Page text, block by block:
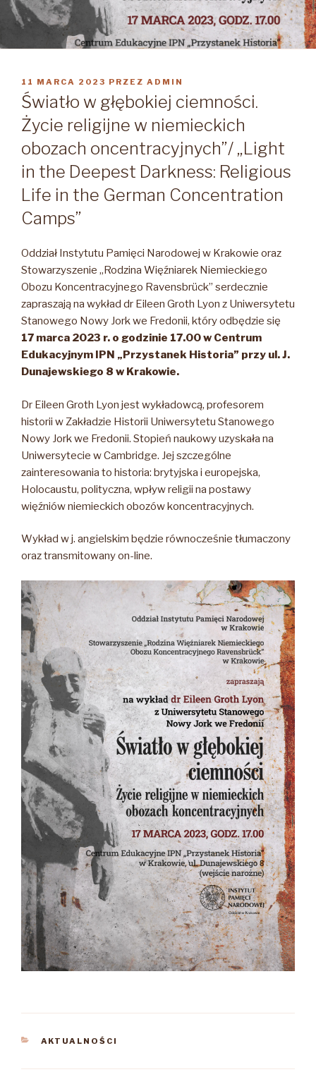
OPUBLIKOWANE
W
11 MARCA 2023 PRZEZ ADMIN
Światło w głębokiej ciemności.
Życie religijne w niemieckich
obozach oncentracyjnych”/ „Light
in the Deepest Darkness: Religious
Life in the German Concentration
Camps”
Oddział Instytutu Pamięci Narodowej w Krakowie oraz
Stowarzyszenie „Rodzina Więźniarek Niemieckiego
Obozu Koncentracyjnego Ravensbrück” serdecznie
zapraszają na wykład dr Eileen Groth Lyon z Uniwersytetu
Stanowego Nowy Jork we Fredonii, który odbędzie się
17 marca 2023 r. o godzinie 17.00 w Centrum
Edukacyjnym IPN „Przystanek Historia” przy ul. J.
Dunajewskiego 8 w Krakowie.
Dr Eileen Groth Lyon jest wykładowcą, profesorem
historii w Zakładzie Historii Uniwersytetu Stanowego
Nowy Jork we Fredonii. Stopień naukowy uzyskała na
Uniwersytecie w Cambridge. Jej szczególne
zainteresowania to historia: brytyjska i europejska,
Holocaustu, polityczna, wpływ religii na postawy
więźniów niemieckich obozów koncentracyjnych.
Wykład w j. angielskim będzie równocześnie tłumaczony
oraz transmitowany on-line.
KATEGORIE
AKTUALNOŚCI